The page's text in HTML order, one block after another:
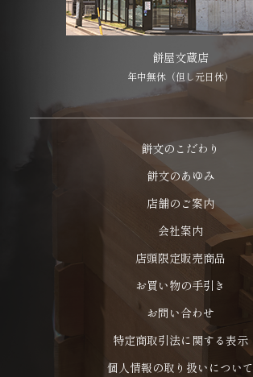
餅屋文蔵店
年中無休（但し元日休）
餅文のこだわり
餅文のあゆみ
店舗のご案内
会社案内
店頭限定販売商品
お買い物の手引き
お問い合わせ
特定商取引法に関する表示
個人情報の取り扱いについて